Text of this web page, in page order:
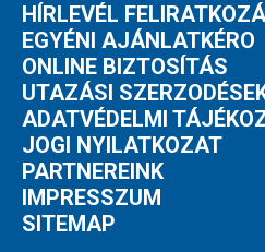
HÍRLEVÉL
EGYÉNI AJÁNLATKÉRO
ONLINE BIZTOSÍTÁS
UTAZÁSI
ADATVÉDELMI
JOGI NYILATKOZAT
PARTNEREINK
IMPRESSZUM
SITEMAP